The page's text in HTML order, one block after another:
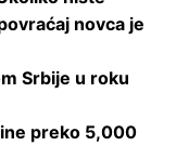
novca je
Srbije u roku
preko 5,000